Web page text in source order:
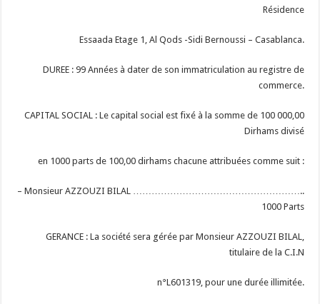
Résidence
Essaada Etage 1, Al Qods -Sidi Bernoussi – Casablanca.
DUREE : 99 Années à dater de son immatriculation au registre de
commerce.
CAPITAL SOCIAL : Le capital social est fixé à la somme de 100 000,00
Dirhams divisé
en 1000 parts de 100,00 dirhams chacune attribuées comme suit :
– Monsieur AZZOUZI BILAL ………………………………………………..
1000 Parts
GERANCE : La société sera gérée par Monsieur AZZOUZI BILAL,
titulaire de la C.I.N
n°L601319, pour une durée illimitée.